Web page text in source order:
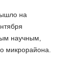
на
научным,
микрорайона.